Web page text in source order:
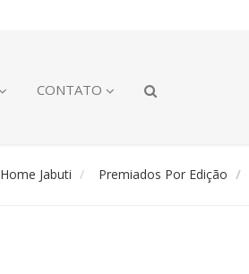
CONTATO
Home Jabuti Premiados Por Edição